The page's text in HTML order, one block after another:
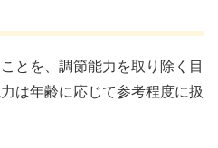
とを、調節能力を取り除く目
は年齢に応じて参考程度に扱